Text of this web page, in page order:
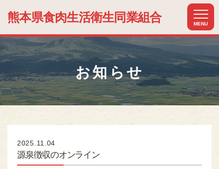
熊本県食肉生活衛生同業組合
お知らせ
2025.11.04
源泉徴収のオンライン
MENU
ホーム
HOME
組合について
ABOUT US